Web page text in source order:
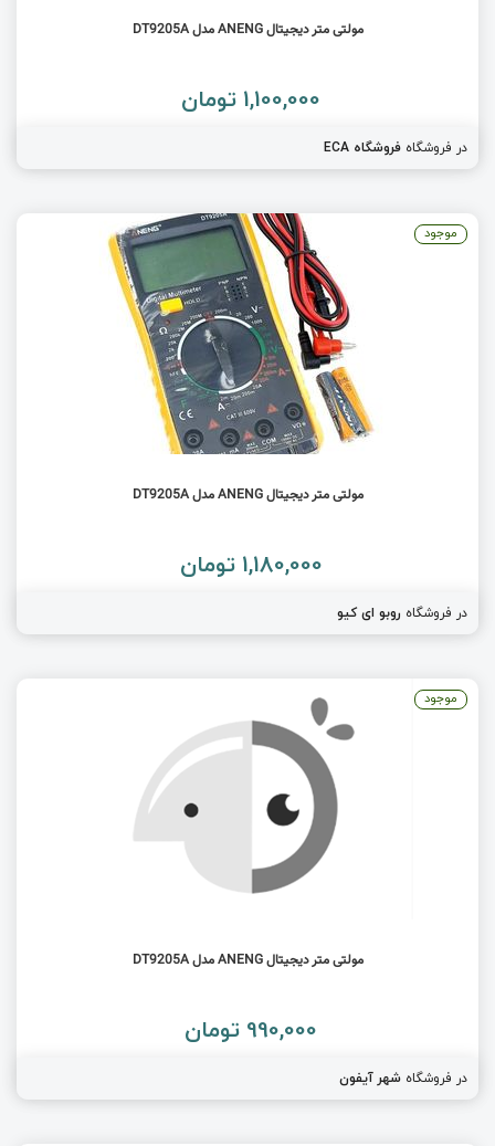
مولتی متر دیجیتال ANENG مدل DT9205A
1,100,000 تومان
در فروشگاه فروشگاه ECA
مولتی متر دیجیتال ANENG مدل DT9205A
1,180,000 تومان
در فروشگاه روبو ای کیو
موجود
مولتی متر دیجیتال ANENG مدل DT9205A
990,000 تومان
در فروشگاه شهر آیفون
موجود